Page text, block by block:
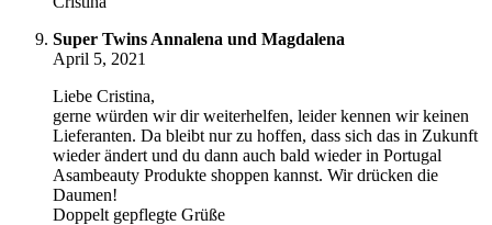
Super Twins Annalena und Magdalena
April 5, 2021
Liebe Cristina,
gerne würden wir dir weiterhelfen, leider kennen wir keinen
Lieferanten. Da bleibt nur zu hoffen, dass sich das in Zukunft
wieder ändert und du dann auch bald wieder in Portugal
Asambeauty Produkte shoppen kannst. Wir drücken die
Daumen!
Doppelt gepflegte Grüße